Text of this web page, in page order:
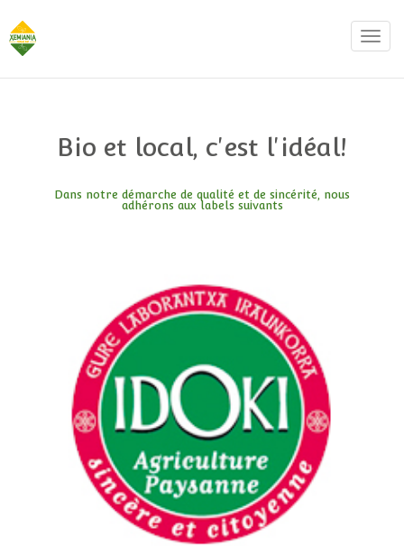
Bio et local, c'est l'idéal!
Dans notre démarche de qualité et de sincérité, nous
adhérons aux labels suivants
REQUEST AN APPOINTMENT
Upon completing this booking, you will receive a booking